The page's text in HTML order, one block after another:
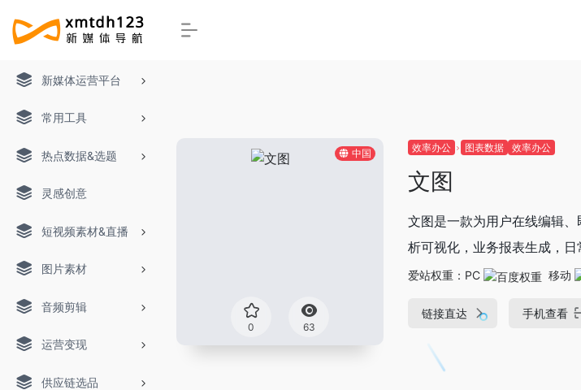
新媒体运营平台
常用工具
热点数据&选题
灵感创意
短视频素材&直播
图片素材
音频剪辑
运营变现
供应链选品
中国
0 63
效率办公 图表数据 效率办公
文图
文图是一款为用户在线编辑
析可视化，业务报表生成，
爱站权重： PC 移动
链接直达 手机查看